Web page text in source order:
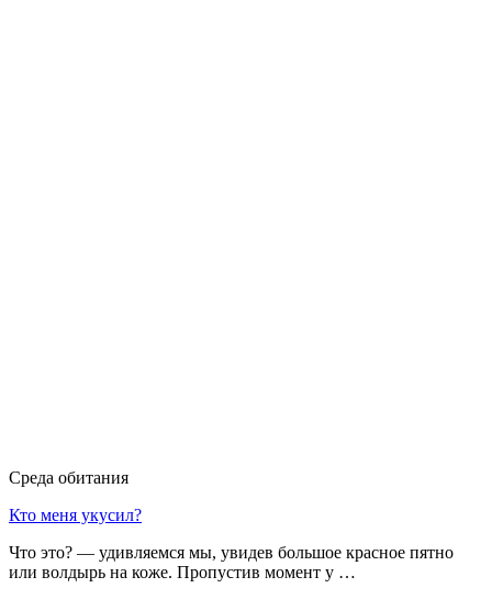
Среда обитания
Кто меня укусил?
Что это? — удивляемся мы, увидев большое красное пятно
или волдырь на коже. Пропустив момент у …